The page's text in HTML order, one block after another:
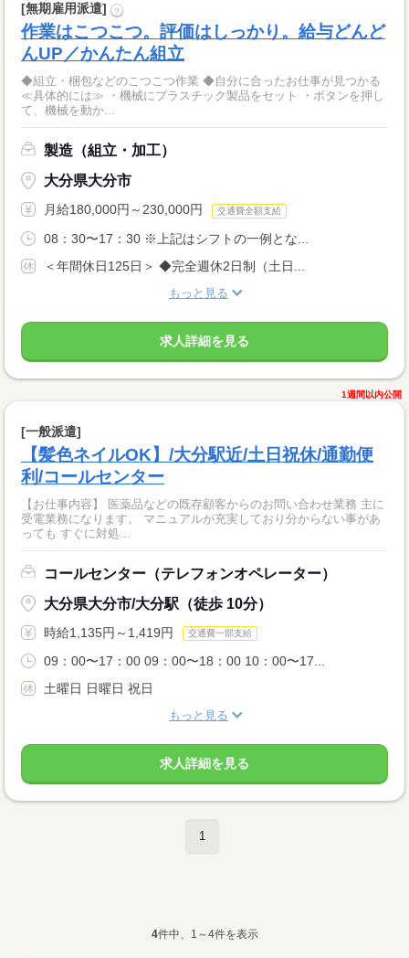
[無期雇用派遣] ?
作業はこつこつ。評価はしっかり。給与どんど
んUP／かんたん組立
◆組立・梱包などのこつこつ作業 ◆自分に合ったお仕事が見つかる
≪具体的には≫ ・機械にプラスチック製品をセット ・ボタンを押し
て、機械を動か...
製造（組立・加工）
大分県大分市
月給180,000円～230,000円 交通費全額支給
08：30〜17：30 ※上記はシフトの一例とな...
＜年間休日125日＞ ◆完全週休2日制（土日...
もっと見る
求人詳細を見る
1週間以内公開
[一般派遣]
【髪色ネイルOK】/大分駅近/土日祝休/通勤便
利/コールセンター
【お仕事内容】 医薬品などの既存顧客からのお問い合わせ業務 主に
受電業務になります。 マニュアルが充実しており分からない事があ
っても すぐに対処...
コールセンター（テレフォンオペレーター）
大分県大分市/大分駅（徒歩 10分）
時給1,135円～1,419円 交通費一部支給
09：00〜17：00 09：00〜18：00 10：00〜17...
土曜日 日曜日 祝日
もっと見る
求人詳細を見る
1
4件中、1～4件を表示